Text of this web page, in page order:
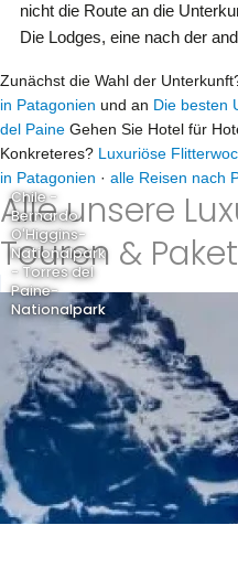
nicht die Route an die
Die Lodges, eine nach der
Zunächst die Wahl der
in Patagonien und an Die besten
del Paine Gehen Sie Hotel für
Konkreteres? Luxuriöse
in Patagonien · alle Reisen nach
Alle unsere
Touren &
Chile -
Bernardo
O'Higgins-
Nationalpark
- Torres del
Paine-
Nationalpark